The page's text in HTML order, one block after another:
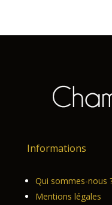
Informations
Qui sommes-nous
Mentions légales